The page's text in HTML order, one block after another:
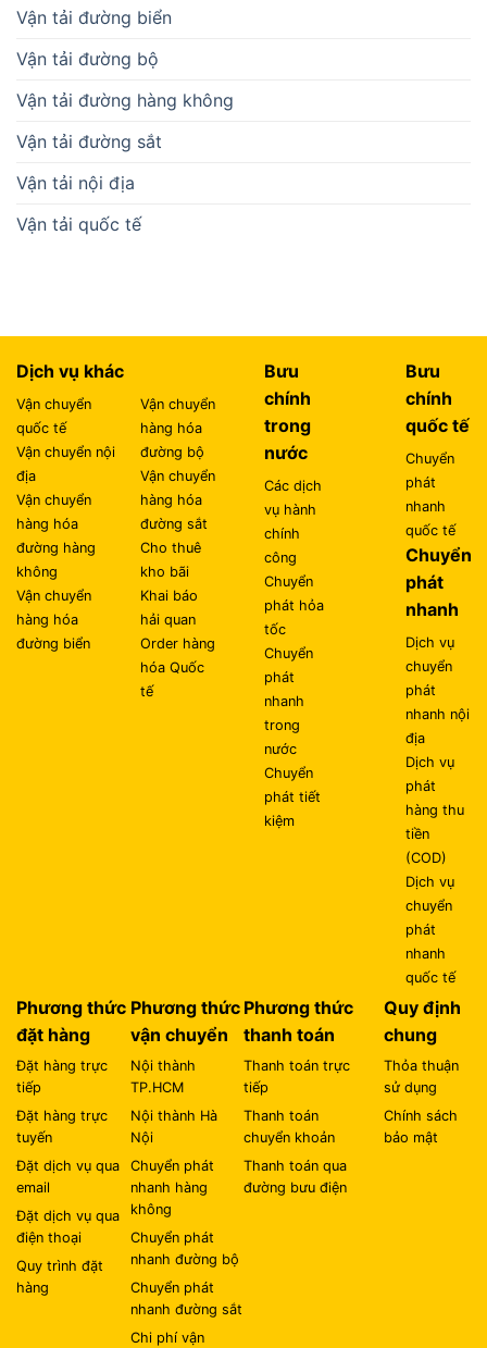
Vận tải đường biển
Vận tải đường bộ
Vận tải đường hàng không
Vận tải đường sắt
Vận tải nội địa
Vận tải quốc tế
Dịch vụ khác
Vận chuyển
quốc tế
Vận chuyển nội
địa
Vận chuyển
hàng hóa
đường hàng
không
Vận chuyển
hàng hóa
đường biển
Vận chuyển
hàng hóa
đường bộ
Vận chuyển
hàng hóa
đường sắt
Cho thuê
kho bãi
Khai báo
hải quan
Order hàng
hóa Quốc
tế
Bưu
chính
trong
nước
Các dịch
vụ hành
chính
công
Chuyển
phát hỏa
tốc
Chuyển
phát
nhanh
trong
nước
Chuyển
phát tiết
kiệm
Bưu
chính
quốc tế
Chuyển
phát
nhanh
quốc tế
Chuyển
phát
nhanh
Dịch vụ
chuyển
phát
nhanh nội
địa
Dịch vụ
phát
hàng thu
tiền
(COD)
Dịch vụ
chuyển
phát
nhanh
quốc tế
Phương thức
đặt hàng
Đặt hàng trực
tiếp
Đặt hàng trực
tuyến
Đặt dịch vụ qua
email
Đặt dịch vụ qua
điện thoại
Quy trình đặt
hàng
Phương thức
vận chuyển
Nội thành
TP.HCM
Nội thành Hà
Nội
Chuyển phát
nhanh hàng
không
Chuyển phát
nhanh đường bộ
Chuyển phát
nhanh đường sắt
Chi phí vận
Phương thức
thanh toán
Thanh toán trực
tiếp
Thanh toán
chuyển khoản
Thanh toán qua
đường bưu điện
Quy định
chung
Thỏa thuận
sử dụng
Chính sách
bảo mật